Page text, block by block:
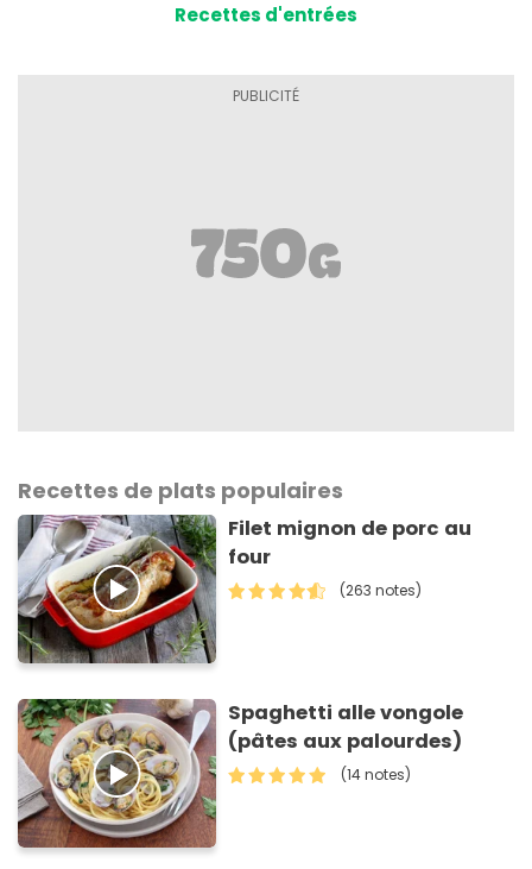
Recettes d'entrées
Recettes de plats populaires
Filet mignon de porc au
four
(263 notes)
Spaghetti alle vongole
(pâtes aux palourdes)
(14 notes)